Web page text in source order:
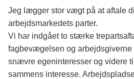
Jeg lægger stor vægt på at aftale
arbejdsmarkedets parter.
Vi har indgået to stærke
fagbevægelsen og arbejdsgiverne
snævre egeninteresser og videre
sammens interesse.